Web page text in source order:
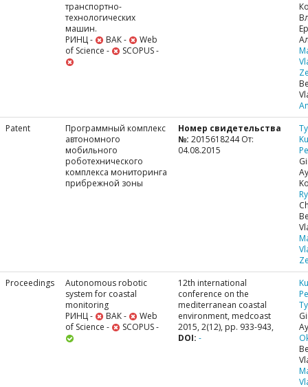
транспортно-
технологических
машин.
РИНЦ -
ВАК -
Web
of Science -
SCOPUS -
Patent
Программный комплекс
автономного
мобильного
роботехнического
комплекса мониторинга
прибрежной зоны
Номер свидетельства
№: 2015618244 От:
04.08.2015
Proceedings
Autonomous robotic
system for coastal
monitoring
РИНЦ -
ВАК -
Web
of Science -
SCOPUS -
12th international
conference on the
mediterranean coastal
environment, medcoast
2015, 2(12), pp. 933-943,
DOI: -